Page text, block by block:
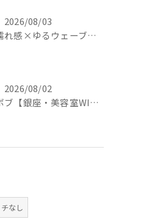
2026/08/03
濡れ感×ゆるウェーブミディアム【銀座・美容室WISTERIA】
2026/08/02
ボブ【銀座・美容室WISTERIA】
なし